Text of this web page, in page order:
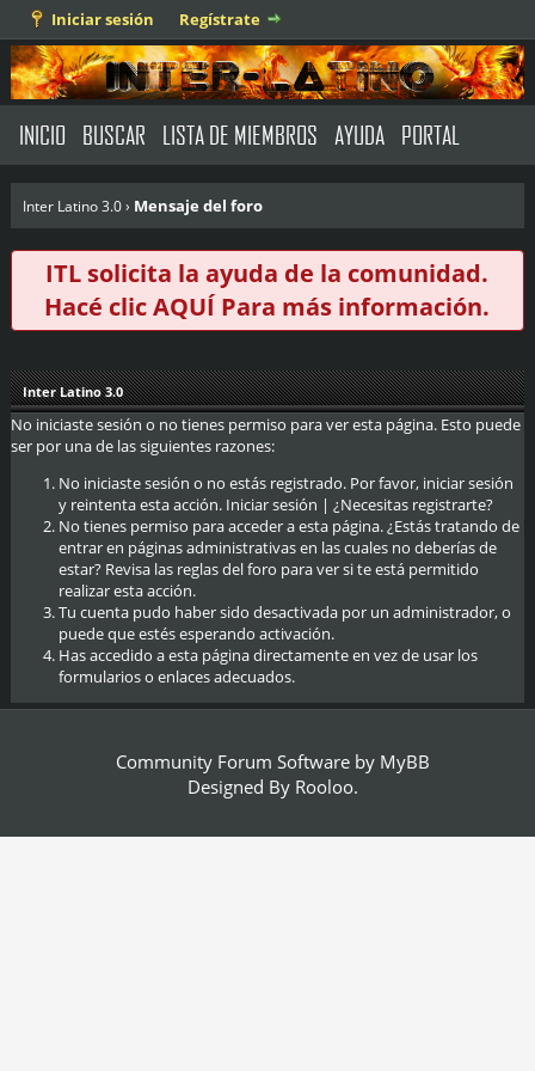
Iniciar sesión Regístrate
INICIO BUSCAR LISTA DE MIEMBROS AYUDA PORTAL
Inter Latino 3.0› Mensaje del foro
ITL solicita la ayuda de la comunidad.
Hacé clicAQUÍ Para más información.
Inter Latino 3.0
No iniciaste sesión o no tienes permiso para ver esta página. Esto puede
ser por una de las siguientes razones:
No iniciaste sesión o no estás registrado. Por favor, iniciar sesión
y reintenta esta acción. Iniciar sesión | ¿Necesitas registrarte?
No tienes permiso para acceder a esta página. ¿Estás tratando de
entrar en páginas administrativas en las cuales no deberías de
estar? Revisa las reglas del foro para ver si te está permitido
realizar esta acción.
Tu cuenta pudo haber sido desactivada por un administrador, o
puede que estés esperando activación.
Has accedido a esta página directamente en vez de usar los
formularios o enlaces adecuados.
Community Forum Software by MyBB
Designed By Rooloo.